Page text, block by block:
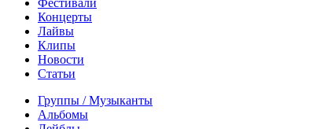
Концерты
Лайвы
Клипы
Новости
Статьи
Группы / Музыканты
Альбомы